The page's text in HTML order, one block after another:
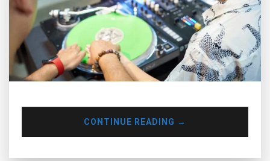
CONTINUE READING →